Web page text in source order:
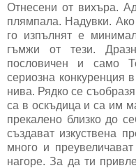
Отнесени от вихъра.
плямпала. Надувки.
го изпълнят е
гъмжи от тези.
пословичен и само
сериозна конкуренция
нива. Рядко се
са в оскъдица и са им
прекалено близко до
създават изкуствена
много и
нагоре. За да ти